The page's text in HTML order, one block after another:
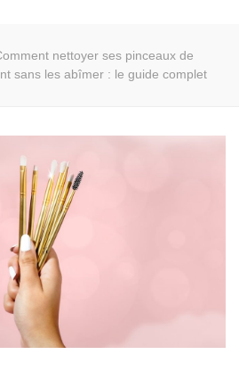
nettoyer ses pinceaux de
sans les abîmer : le guide complet